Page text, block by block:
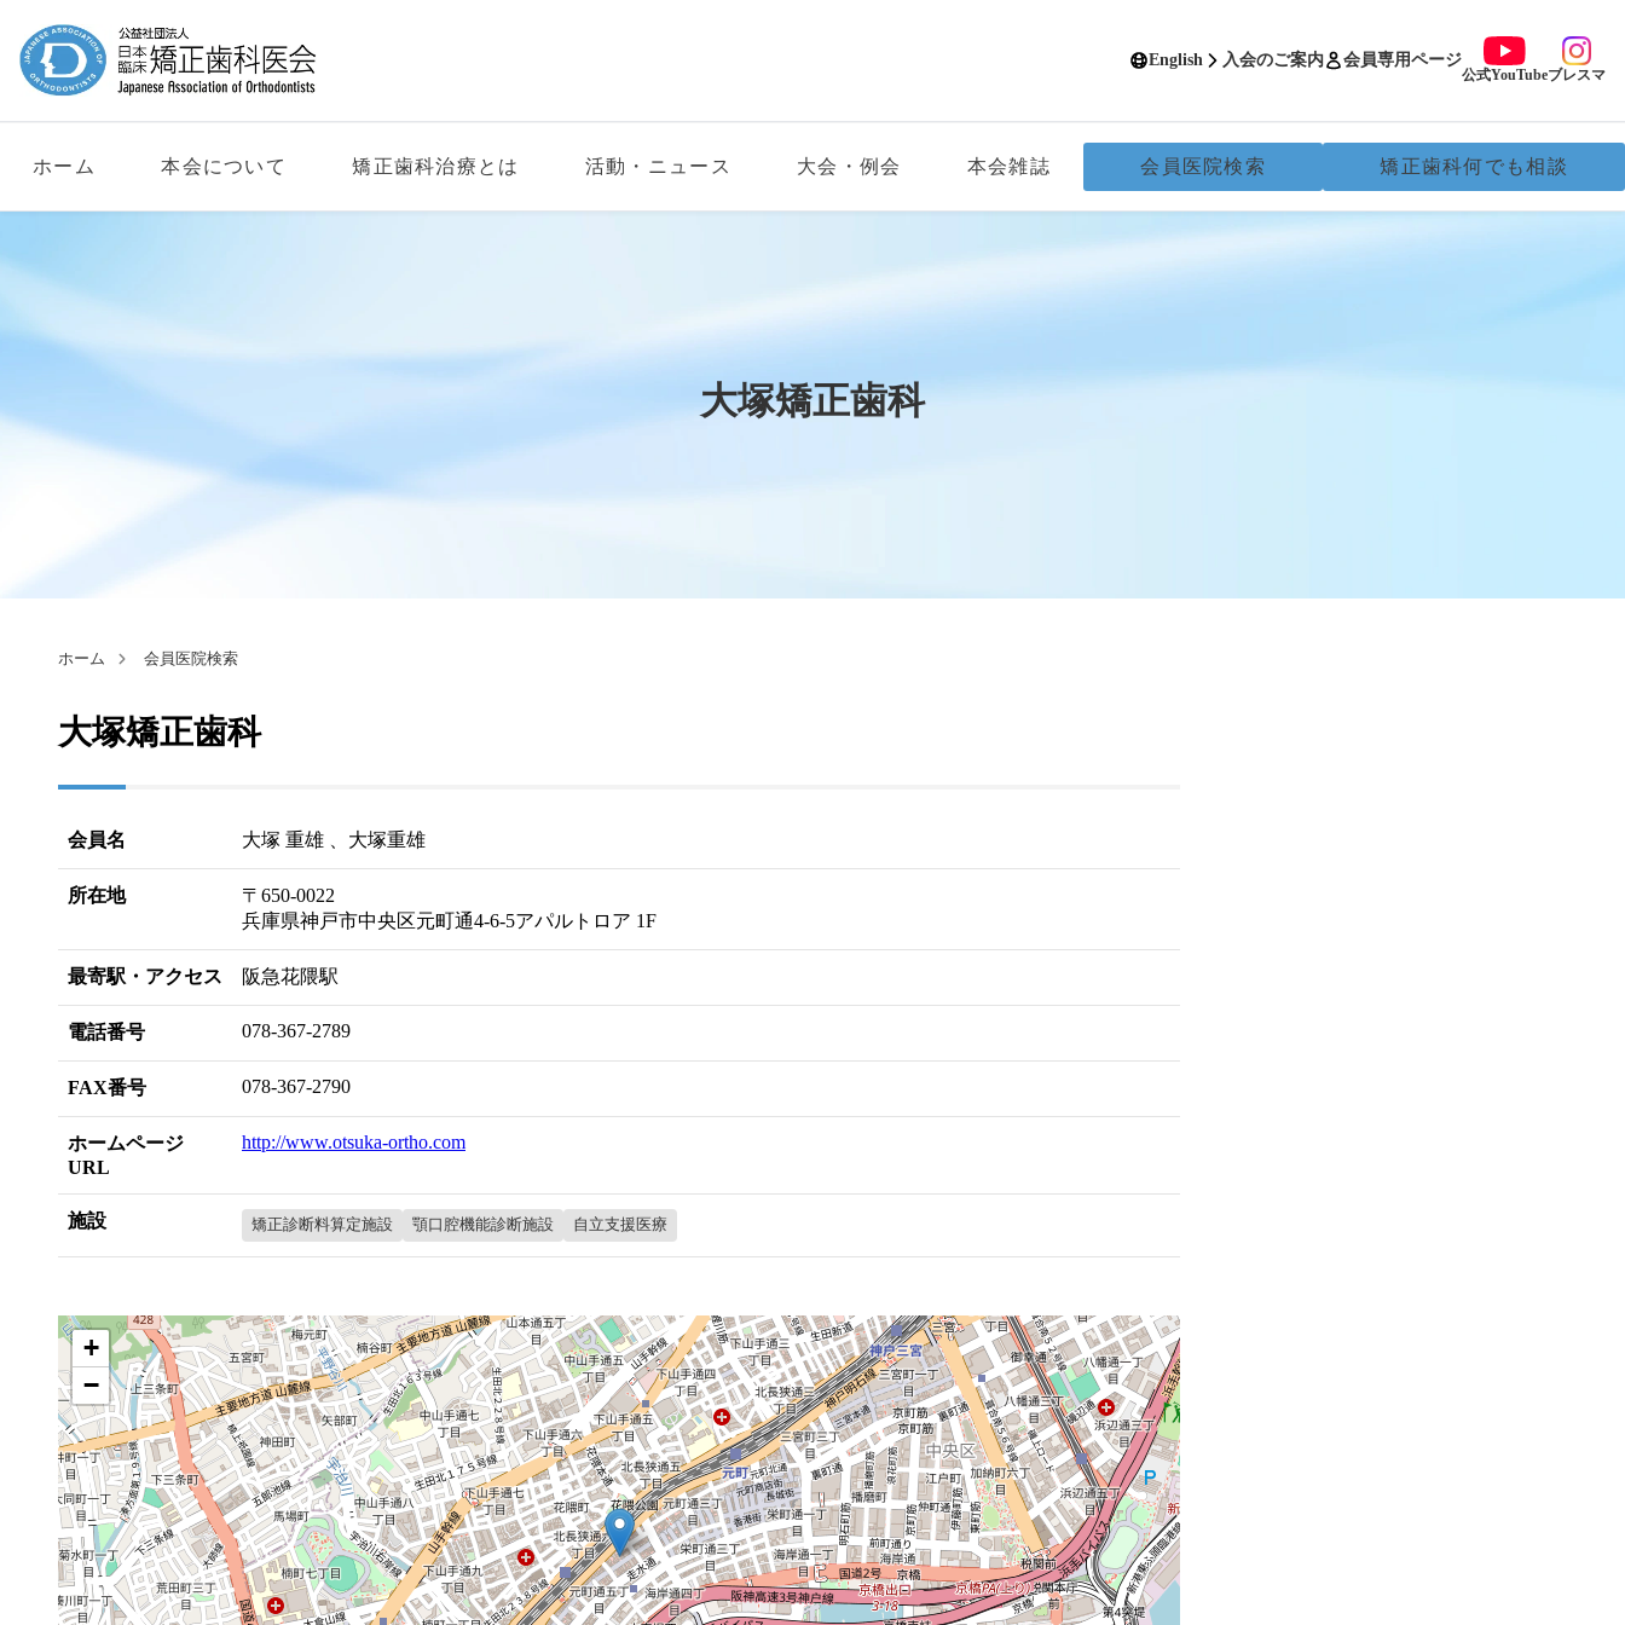
English 入会のご案内 会員専用ページ
公式YouTubeブレスマ
ホーム 本会について 矯正歯科治療とは 活動・ニュース 大会・例会 本会雑誌 会員医院検索 矯正歯科何でも相談
大塚矯正歯科
ホーム 会員医院検索
大塚矯正歯科
会員名 大塚 重雄 、大塚重雄
所在地
〒650-0022
兵庫県神戸市中央区元町通4-6-5アパルトロア 1F
最寄駅・アクセス 阪急花隈駅
電話番号 078-367-2789
FAX番号 078-367-2790
ホームページ
URL
http://www.otsuka-ortho.com
施設 矯正診断料算定施設 顎口腔機能診断施設 自立支援医療
+
−